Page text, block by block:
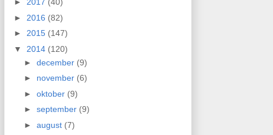
► 2016 (82)
► 2015 (147)
▼ 2014 (120)
► december (9)
► november (6)
► oktober (9)
► september (9)
► august (7)